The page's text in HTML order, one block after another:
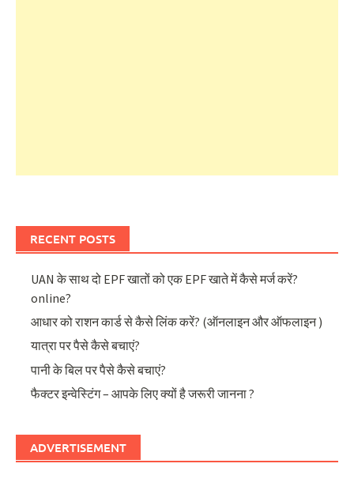
RECENT POSTS
UAN के साथ दो EPF खातों को एक EPF खाते में कैसे मर्ज करें?
online?
आधार को राशन कार्ड से कैसे लिंक करें? (ऑनलाइन और ऑफलाइन )
यात्रा पर पैसे कैसे बचाएं?
पानी के बिल पर पैसे कैसे बचाएं?
फैक्टर इन्वेस्टिंग – आपके लिए क्यों है जरूरी जानना ?
ADVERTISEMENT